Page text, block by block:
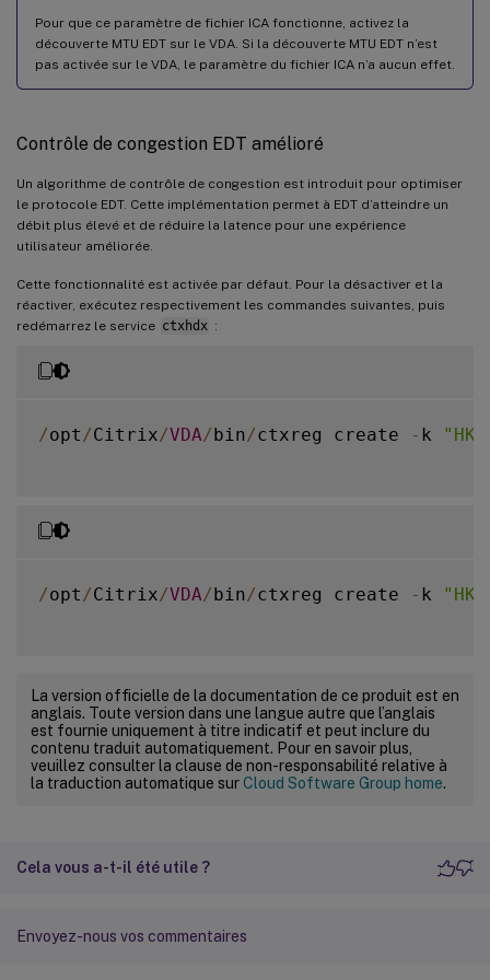
Pour que ce paramètre de fichier ICA fonctionne, activez la
découverte MTU EDT sur le VDA. Si la découverte MTU EDT n’est
pas activée sur le VDA, le paramètre du fichier ICA n’a aucun effet.
Contrôle de congestion EDT amélioré
Un algorithme de contrôle de congestion est introduit pour optimiser
le protocole EDT. Cette implémentation permet à EDT d’atteindre un
débit plus élevé et de réduire la latence pour une expérience
utilisateur améliorée.
Cette fonctionnalité est activée par défaut. Pour la désactiver et la
réactiver, exécutez respectivement les commandes suivantes, puis
redémarrez le service ctxhdx :
/opt/Citrix/VDA/ bin/ctxreg create - k
/opt/Citrix/VDA/ bin/ctxreg create - k
La version officielle de la documentation de ce produit est en
anglais. Toute version dans une langue autre que l’anglais
est fournie uniquement à titre indicatif et peut inclure du
contenu traduit automatiquement. Pour en savoir plus,
veuillez consulter la clause de non-responsabilité relative à
la traduction automatique surCloud Software Group home.
Cela vous a-t-il été utile ?
Envoyez-nous vos commentaires